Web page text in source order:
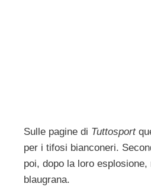
Sulle pagine di Tuttosport
per i tifosi bianconeri.
poi, dopo la loro
blaugrana.